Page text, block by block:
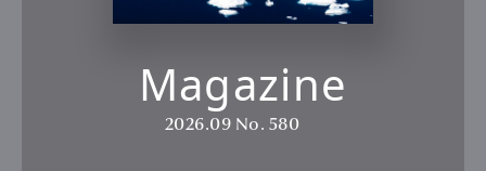
Magazine
2026.09 No. 580